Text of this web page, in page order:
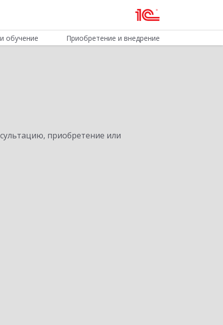
обучение Приобретение и внедрение
приобретение или